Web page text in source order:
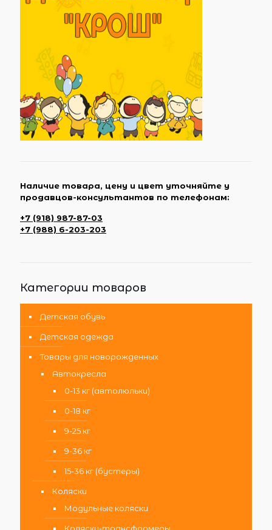
Наличие товара, цену и цвет уточняйте у
продавцов-консультантов по телефонам:
+7 (918) 987-87-03
+7 (988) 6-203-203
Категории товаров
Детская обувь
Детская одежда
Товары для новорожденных
Автокресла
0-13 кг (автолюльки)
0-18 кг
9-25 кг
9-36 кг
15-36 кг (бустеры)
Коляски
Модульные коляски
Коляски-трансформеры